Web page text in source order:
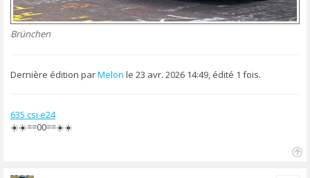
Brünchen
Dernière édition parMelon le 23 avr. 2026 14:49, édité 1 fois.
635 csi e24
☀️☀️==00==☀️☀️